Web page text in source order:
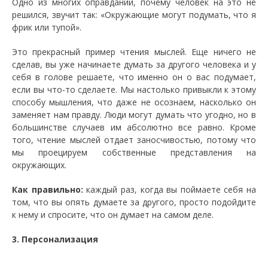
решился, звучит так: «Окружающие могут подумать, что я
фрик или тупой».
Это прекрасный пример чтения мыслей. Еще ничего не
сделав, вы уже начинаете думать за другого человека и у
себя в голове решаете, что именно он о вас подумает,
если вы что-то сделаете. Мы настолько привыкли к этому
способу мышления, что даже не осознаем, насколько он
заменяет нам правду. Люди могут думать что угодно, но в
большинстве случаев им абсолютно все равно. Кроме
того, чтение мыслей отдает заносчивостью, потому что
мы проецируем собственные представления на
окружающих.
Как правильно: каждый раз, когда вы поймаете себя на
том, что вы опять думаете за другого, просто подойдите
к нему и спросите, что он думает на самом деле.
3. Персонализация